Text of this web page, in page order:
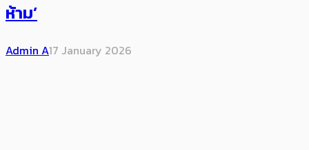
ห้าม’
Admin A17 January 2026